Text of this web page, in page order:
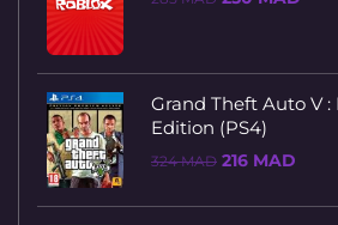
285 MAD.250
Grand Theft Auto V
Edition (PS4)
324MAD Le
était :
216 MAD
est :